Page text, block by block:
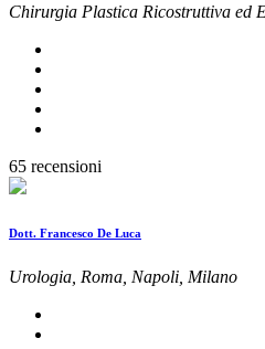
Chirurgia Plastica Ricostruttiva ed
65 recensioni
Dott. Francesco De Luca
Urologia, Roma, Napoli, Milano